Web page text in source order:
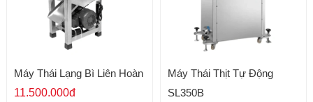
Máy Thái Lạng Bì Liên Hoàn
11.500.000đ
Máy Thái Thịt Tự Động
SL350B